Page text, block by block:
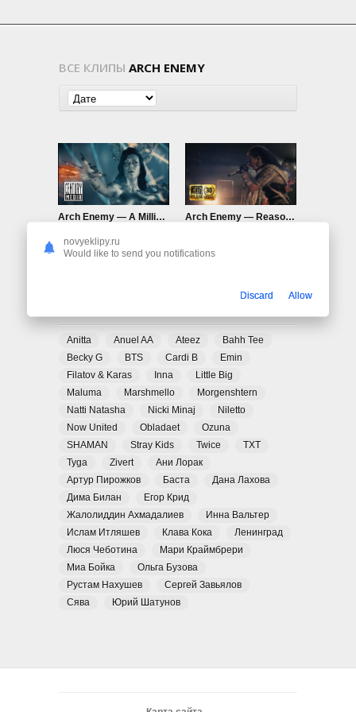
ВСЕ КЛИПЫ ARCH ENEMY
Arch Enemy — A Million Suns
Arch Enemy — Reason To Believe
Anitta Anuel AA Ateez
Bahh Tee
Becky G
BTS Cardi B
Emin
Filatov & Karas
Inna
Little Big
Maluma
Marshmello
Morgenshtern
Natti Natasha
Nicki Minaj
Niletto
Now United
Obladaet
Ozuna
SHAMAN
Stray Kids Twice
TXT
Tyga
Zivert
Ани Лорак
Артур Пирожков
Баста
Дана Лахова
Дима Билан
Егор Крид
Жалолиддин Ахмадалиев
Инна Вальтер
Ислам Итляшев
Клава Кока
Ленинград
Люся Чеботина
Мари Краймбрери
Миа Бойка
Ольга Бузова
Рустам Нахушев
Сергей Завьялов
Сява
Юрий Шатунов
novyeklipy.ru
Would like to send you notifications
Discard Allow